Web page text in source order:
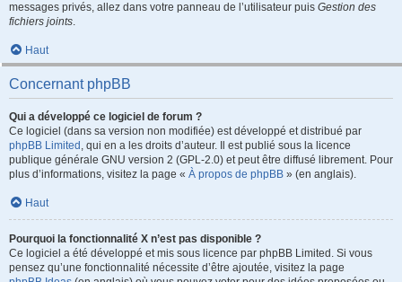
messages privés, allez dans votre panneau de l’utilisateur puis Gestion des
fichiers joints.
Haut
Concernant phpBB
Qui a développé ce logiciel de forum ?
Ce logiciel (dans sa version non modifiée) est développé et distribué par
phpBB Limited , qui en a les droits d’auteur. Il est publié sous la licence
publique générale GNU version 2 (GPL-2.0) et peut être diffusé librement. Pour
plus d’informations, visitez la page « À propos de phpBB » (en anglais).
Haut
Pourquoi la fonctionnalité X n’est pas disponible ?
Ce logiciel a été développé et mis sous licence par phpBB Limited. Si vous
pensez qu’une fonctionnalité nécessite d’être ajoutée, visitez la page